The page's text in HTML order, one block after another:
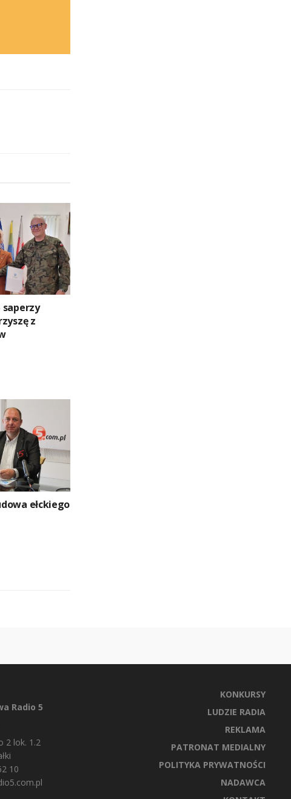
saperzy
z
ełckiego
Radio 5
2 lok. 1.2
10
KONKURSY
LUDZIE RADIA
REKLAMA
PATRONAT MEDIALNY
POLITYKA PRYWATNOŚCI
NADAWCA